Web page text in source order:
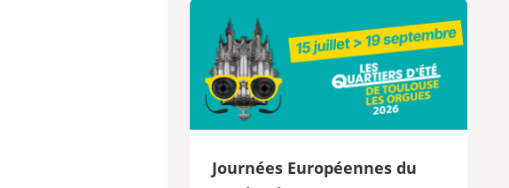
Journées Européennes du